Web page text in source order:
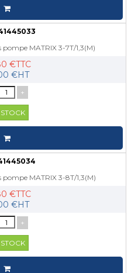
pompe MATRIX 3-7T/1,3(M)
€TTC
€HT
+
pompe MATRIX 3-8T/1,3(M)
€TTC
€HT
+